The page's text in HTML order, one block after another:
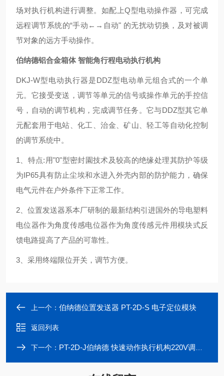
场对执行机构进行调整。如配上Q型电动操作器，可完成
远程调节系统的“手动←→自动" 的无扰动切换，及对被调
节对象的远方手动操作。
伯纳德铝合金箱体 智能角行程电动执行机构
DKJ-W型电动执行器是DDZ型电动单元组合式的一个单
元。它接受变送，调节等单元的信号或操作单元的手控信
号，自动的调节机构，完成调节任务。它与DDZ型其它单
元配套用于电站、化工、治金、矿山、轻工等自动化控制
的调节系统中。
1、特点:用"0"型密封園技术及较高的绝缘处理其防护等级
为IP65具有防止尘埃和水进入外壳内部的防护能力，确保
电气元件在户外条件下正常工作。
2、位置发送器系本厂研制的最新结构引进国外的导电塑料
电位器作为角度传感电位器作为角度传感元件用模块式反
馈电路提高了产品的可靠性。
3、采用终端限位开关，调节方便。
上一个： 伯纳德位置发送器 PT-2D-S 电子定位模块
返回列表
下一个： PT-2D-J伯纳德 快速动作执行机构220V调节模块